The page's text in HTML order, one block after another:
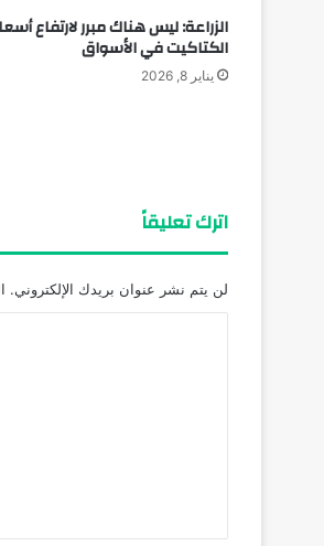
الزراعة: ليس هناك مبرر لارتفاع
الكتاكيت في الأسواق
يناير 8, 2026
اترك تعليقاً
لن يتم نشر عنوان بريدك الإلكتروني.